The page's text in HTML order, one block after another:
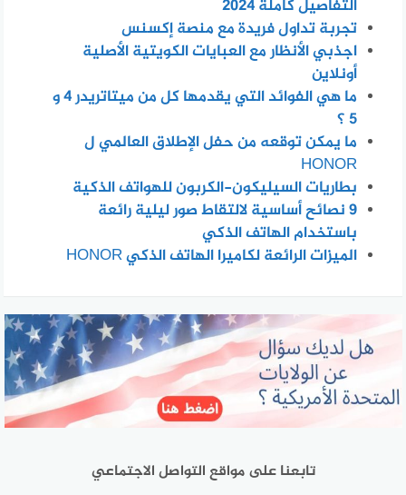
التفاصيل كاملة 2024
تجربة تداول فريدة مع منصة إكسنس
اجذبي الأنظار مع العبايات الكويتية الأصلية
أونلاين
ما هي الفوائد التي يقدمها كل من ميتاتريدر 4 و
5 ؟
ما يمكن توقعه من حفل الإطلاق العالمي ل
HONOR
بطاريات السيليكون-الكربون للهواتف الذكية
٩ نصائح أساسية لالتقاط صور ليلية رائعة
باستخدام الهاتف الذكي
الميزات الرائعة لكاميرا الهاتف الذكي HONOR
تابعنا على مواقع التواصل الاجتماعي